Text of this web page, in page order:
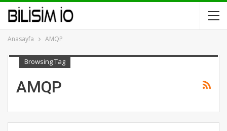
Anasayfa AMQP
Browsing Tag
AMQP